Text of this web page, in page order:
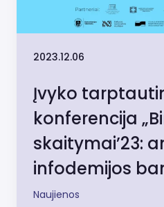
2023.12.06
Įvyko
konferencija
skaitymai’23:
infodemijos
Naujienos